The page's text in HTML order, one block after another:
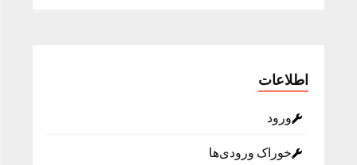
اطلاعات
ورود
خوراک ورودی‌ها